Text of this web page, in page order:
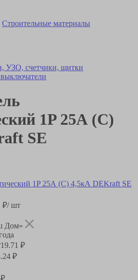
Строительные материалы
УЗО, счетчики, щитки
1P 25А (С)
SE
₽/ шт
Дом»
19.71 ₽
₽